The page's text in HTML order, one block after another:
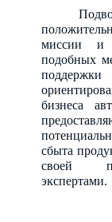
миссии и
подобных
бизнеса
сбыта
своей
экспертами.